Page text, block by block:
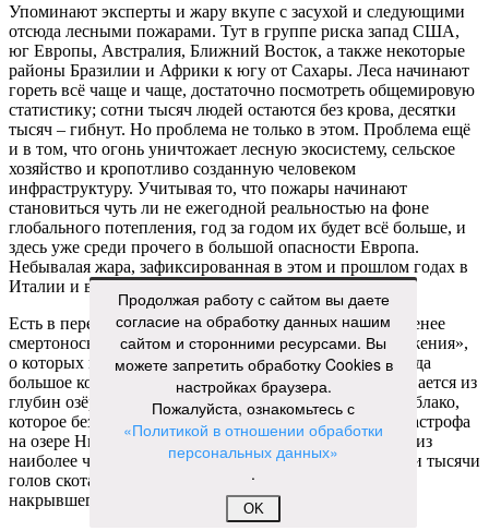
Упоминают эксперты и жару вкупе с засухой и следующими
отсюда лесными пожарами. Тут в группе риска запад США,
юг Европы, Австралия, Ближний Восток, а также некоторые
районы Бразилии и Африки к югу от Сахары. Леса начинают
гореть всё чаще и чаще, достаточно посмотреть общемировую
статистику; сотни тысяч людей остаются без крова, десятки
тысяч – гибнут. Но проблема не только в этом. Проблема ещё
и в том, что огонь уничтожает лесную экосистему, сельское
хозяйство и кропотливо созданную человеком
инфраструктуру. Учитывая то, что пожары начинают
становиться чуть ли не ежегодной реальностью на фоне
глобального потепления, год за годом их будет всё больше, и
здесь уже среди прочего в большой опасности Европа.
Небывалая жара, зафиксированная в этом и прошлом годах в
Италии и во Франции, тому лучшее подтверждение.
Есть в перечне A-Z Animals и экзотика, впрочем, не менее
смертоносная. Это, в частности, «лимнические извержения»,
о которых мало кто слышал. Речь идёт о явлениях, когда
большое количество углекислого газа внезапно вырывается из
глубин озёр, образуя невидимое удушающее газовое облако,
которое безжалостно убивает людей и животных. Катастрофа
на озере Ньос в Камеруне в 1986 году остаётся одним из
наиболее чудовищных примеров: более 1700 человек и тысячи
голов скота погибли из-за внезапного выброса CO₂,
накрывшего близлежащие деревни.
Продолжая работу с сайтом вы даете
согласие на обработку данных нашим
сайтом и сторонними ресурсами. Вы
можете запретить обработку Cookies в
настройках браузера.
Пожалуйста, ознакомьтесь с
«Политикой в отношении обработки
персональных данных»
.
OK